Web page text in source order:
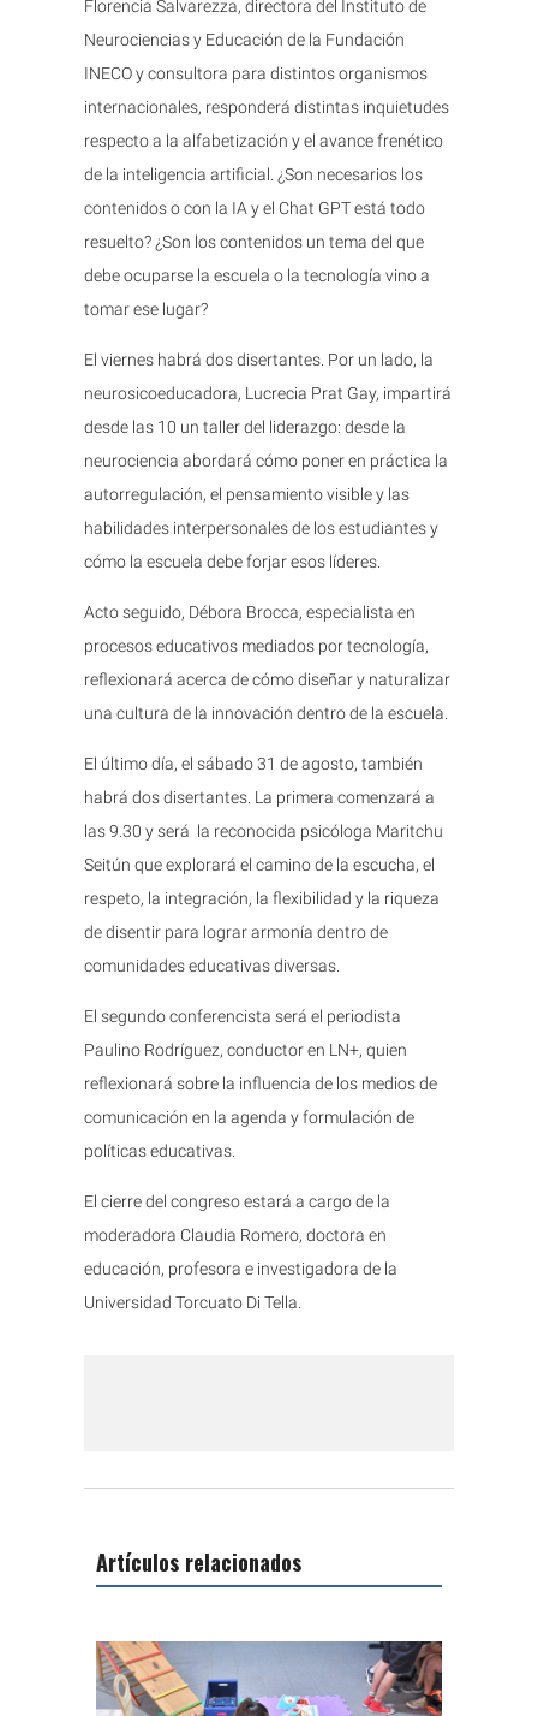
Florencia Salvarezza, directora del Instituto de
Neurociencias y Educación de la Fundación
INECO y consultora para distintos organismos
internacionales, responderá distintas inquietudes
respecto a la alfabetización y el avance frenético
de la inteligencia artificial. ¿Son necesarios los
contenidos o con la IA y el Chat GPT está todo
resuelto? ¿Son los contenidos un tema del que
debe ocuparse la escuela o la tecnología vino a
tomar ese lugar?
El viernes habrá dos disertantes. Por un lado, la
neurosicoeducadora, Lucrecia Prat Gay, impartirá
desde las 10 un taller del liderazgo: desde la
neurociencia abordará cómo poner en práctica la
autorregulación, el pensamiento visible y las
habilidades interpersonales de los estudiantes y
cómo la escuela debe forjar esos líderes.
Acto seguido, Débora Brocca, especialista en
procesos educativos mediados por tecnología,
reflexionará acerca de cómo diseñar y naturalizar
una cultura de la innovación dentro de la escuela.
El último día, el sábado 31 de agosto, también
habrá dos disertantes. La primera comenzará a
las 9.30 y será la reconocida psicóloga Maritchu
Seitún que explorará el camino de la escucha, el
respeto, la integración, la flexibilidad y la riqueza
de disentir para lograr armonía dentro de
comunidades educativas diversas.
El segundo conferencista será el periodista
Paulino Rodríguez, conductor en LN+, quien
reflexionará sobre la influencia de los medios de
comunicación en la agenda y formulación de
políticas educativas.
El cierre del congreso estará a cargo de la
moderadora Claudia Romero, doctora en
educación, profesora e investigadora de la
Universidad Torcuato Di Tella.
Artículos relacionados